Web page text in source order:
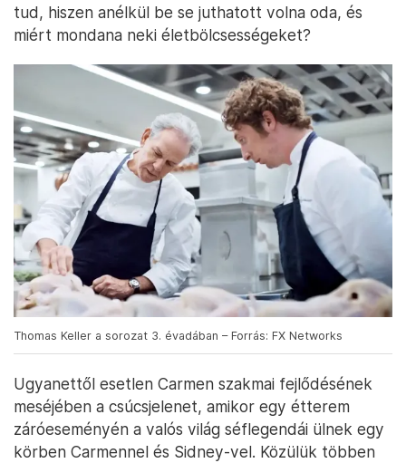
tud, hiszen anélkül be se juthatott volna oda, és
miért mondana neki életbölcsességeket?
Thomas Keller a sorozat 3. évadában – Forrás: FX Networks
Ugyanettől esetlen Carmen szakmai fejlődésének
meséjében a csúcsjelenet, amikor egy étterem
záróeseményén a valós világ séflegendái ülnek egy
körben Carmennel és Sidney-vel. Közülük többen